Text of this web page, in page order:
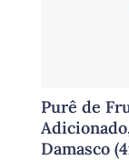
Purê de
Damasco